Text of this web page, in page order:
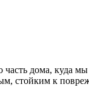
дома, куда
стойким к